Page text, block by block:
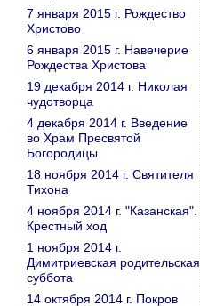
7 января 2015 г. Рождество
Христово
6 января 2015 г. Навечерие
Рождества Христова
19 декабря 2014 г. Николая
чудотворца
4 декабря 2014 г. Введение
во Храм Пресвятой
Богородицы
18 ноября 2014 г. Святителя
Тихона
4 ноября 2014 г. "Казанская".
Крестный ход
1 ноября 2014 г.
Димитриевская родительская
суббота
14 октября 2014 г. Покров